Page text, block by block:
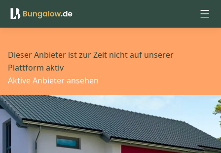
Dieser Anbieter ist zur Zeit nicht auf unserer
Plattform aktiv
Aktive Anbieter ansehen